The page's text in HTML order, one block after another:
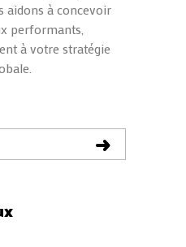
aidons à concevoir
performants,
à votre stratégie